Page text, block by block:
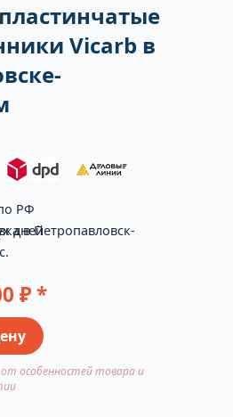
Vicarb в
РФ
от 2-ух дней
₽ *
особенностей товара и